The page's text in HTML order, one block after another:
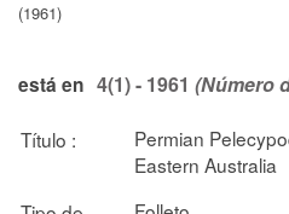
(1961)
está en 4(1) - 1961 (Número
Título :
Permian
Eastern Australia